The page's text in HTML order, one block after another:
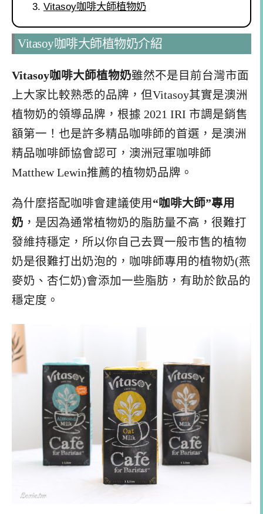
Vitasoy咖啡大師植物奶
Vitasoy咖啡大師植物奶介紹
Vitasoy咖啡大師植物奶雖然不是目前台灣市面
上大家比較熟悉的品牌，但Vitasoy其實是澳洲
植物奶的領導品牌，根據 2021 IRI 市調是銷售
額第一！也是許多精品咖啡師的首選，是澳洲
精品咖啡師協會認可，澳洲冠軍咖啡師
Matthew Lewin推薦的植物奶品牌。
為什麼搭配咖啡會建議使用 “咖啡大師”專用
奶 ，是因為通常植物奶的脂肪量不高，很難打
發維持穩定，所以你自己去買一般市售的植物
奶是很難打出奶泡的，咖啡師專用的植物奶(燕
麥奶、杏仁奶)會添加一些脂肪，有助於飲品的
穩定度。